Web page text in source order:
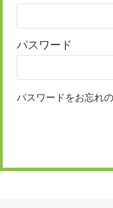
パスワード
パスワードをお忘れ